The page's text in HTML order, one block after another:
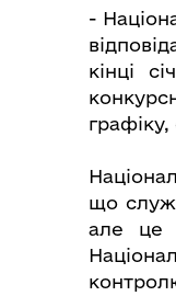
-
кінці
що
але це